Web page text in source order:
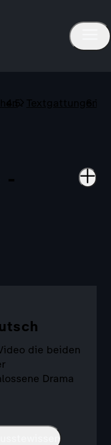
Textgattungen
-
die beiden
Drama